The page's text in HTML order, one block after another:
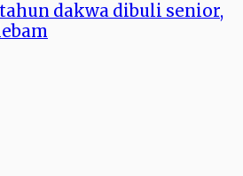
dakwa dibuli senior,